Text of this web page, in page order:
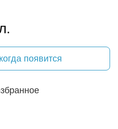
появится